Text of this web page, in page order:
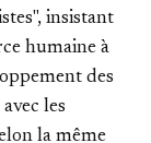
insistant
humaine à
des
les
la même